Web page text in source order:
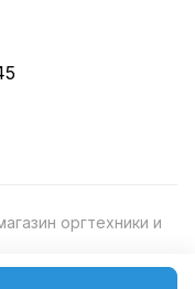
оргтехники и